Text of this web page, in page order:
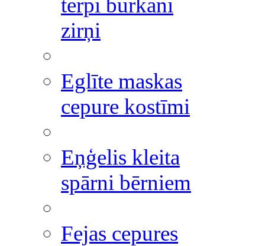
tērpi burkāni
zirņi
Eglīte maskas
cepure kostīmi
Eņģelis kleita
spārni bērniem
Fejas cepures